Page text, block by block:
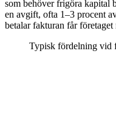
som behöver frigöra kapital
en avgift, ofta 1–3 procent
betalar fakturan får
Typisk fördelning vid